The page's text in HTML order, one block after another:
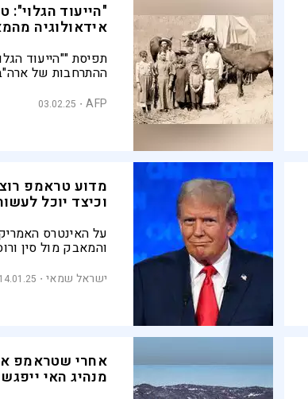
"הייעוד הגלוי":
אידאולוגיה
תפיסת ""הייעוד
ההתרחבות של
שאיפותיו להרחבת
AFP
03.02.25
מדוע טראמפ
וכיצד יוכל
על האינטרס
והמאבק מול סין
לפחות לחזק את
ישראל שמאי 14.01.25
אחרי שטראמפ
מנהיג האי